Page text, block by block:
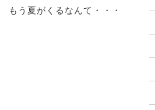
う夏がくるなんて・・・